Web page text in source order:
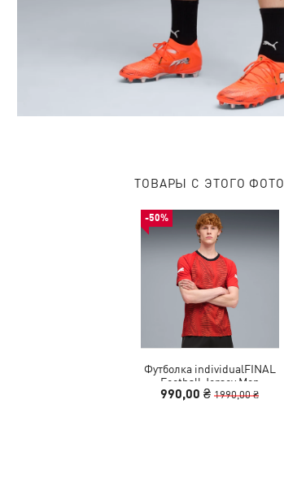
ТОВАРЫ С ЭТОГО ФОТО
-50%
Футболка individualFINAL
Football Jersey Men
990,00 ₴ 1990,00 ₴